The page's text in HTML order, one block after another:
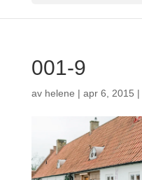
001-9
av helene | apr 6, 2015 |